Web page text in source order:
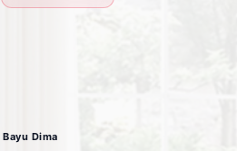
Bayu Dima